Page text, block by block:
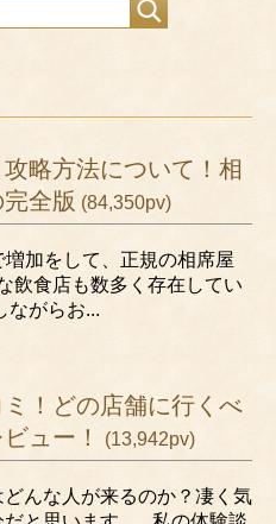
略方法について！相
全版 (84,350pv)
加をして、正規の相席屋
飲食店も数多く存在してい
ながらお...
！どの店舗に行くべ
ュー！
(13,942pv)
んな人が来るのか？凄く気